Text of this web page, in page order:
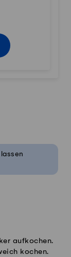
aufkochen.
kochen.